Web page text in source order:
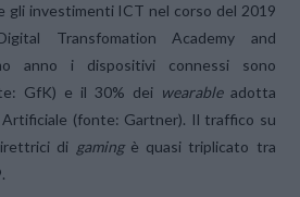
gli investimenti ICT nel corso del 2019
Transfomation Academy and
anno i dispositivi connessi sono
GfK) e il 30% dei wearableadotta
(fonte: Gartner). Il traffico su
di gamingè quasi triplicato tra